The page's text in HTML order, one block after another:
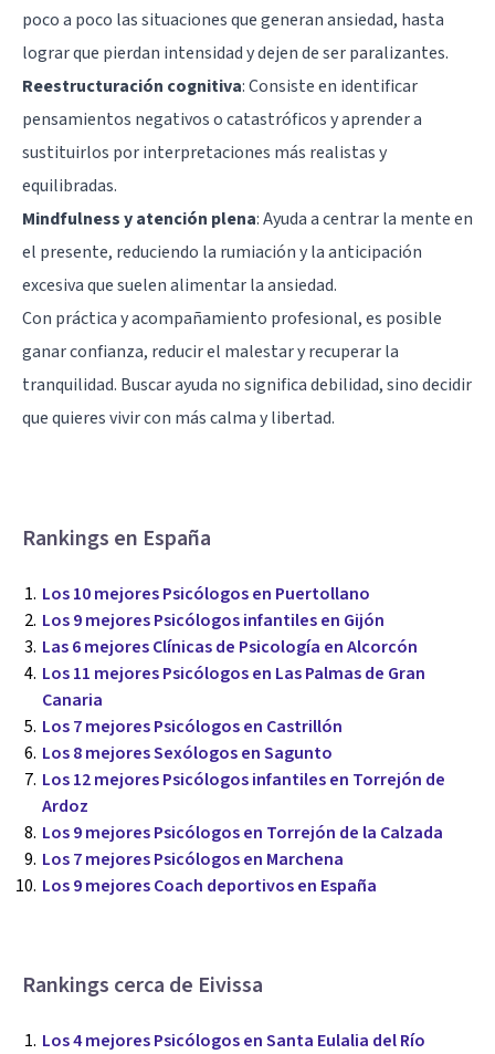
poco a poco las situaciones que generan ansiedad, hasta
lograr que pierdan intensidad y dejen de ser paralizantes.
Reestructuración cognitiva: Consiste en identificar
pensamientos negativos o catastróficos y aprender a
sustituirlos por interpretaciones más realistas y
equilibradas.
Mindfulness y atención plena: Ayuda a centrar la mente en
el presente, reduciendo la rumiación y la anticipación
excesiva que suelen alimentar la ansiedad.
Con práctica y acompañamiento profesional, es posible
ganar confianza, reducir el malestar y recuperar la
tranquilidad. Buscar ayuda no significa debilidad, sino decidir
que quieres vivir con más calma y libertad.
Rankings en España
Los 10 mejores Psicólogos en Puertollano
Los 9 mejores Psicólogos infantiles en Gijón
Las 6 mejores Clínicas de Psicología en Alcorcón
Los 11 mejores Psicólogos en Las Palmas de Gran
Canaria
Los 7 mejores Psicólogos en Castrillón
Los 8 mejores Sexólogos en Sagunto
Los 12 mejores Psicólogos infantiles en Torrejón de
Ardoz
Los 9 mejores Psicólogos en Torrejón de la Calzada
Los 7 mejores Psicólogos en Marchena
Los 9 mejores Coach deportivos en España
Rankings cerca de Eivissa
Los 4 mejores Psicólogos en Santa Eulalia del Río